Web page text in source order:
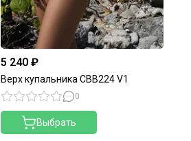
5 240 ₽
Верх купальника CBB224 V1
0
Выбрать